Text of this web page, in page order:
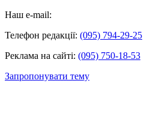
Наш e-mail:
Телефон редакції: (095) 794-29-25
Реклама на сайті: (095) 750-18-53
Запропонувати тему